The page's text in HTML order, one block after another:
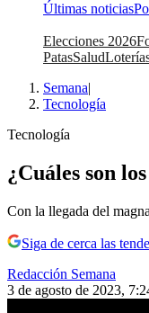
Últimas noticias
Elecciones 2026
PatasSalud
Semana|
Tecnología
Tecnología
¿Cuáles son
Con la llegada del
Siga de cerca las
Redacción Semana
3 de agosto de 2023,